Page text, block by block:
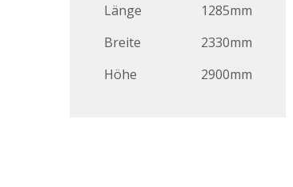
Länge
1285mm
Breite
2330mm
Höhe
2900mm